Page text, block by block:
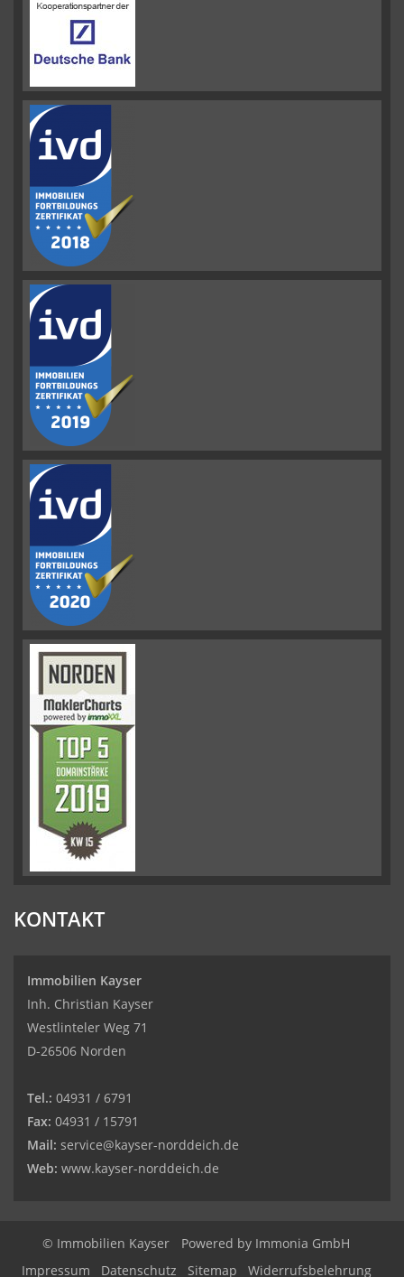
KONTAKT
Immobilien Kayser
Inh. Christian Kayser
Westlinteler Weg 71
D-26506 Norden
Tel.: 04931 / 6791
Fax: 04931 / 15791
Mail: service@kayser-norddeich.de
Web: www.kayser-norddeich.de
© Immobilien Kayser Powered by Immonia GmbH
Impressum
Datenschutz Sitemap Widerrufsbelehrung